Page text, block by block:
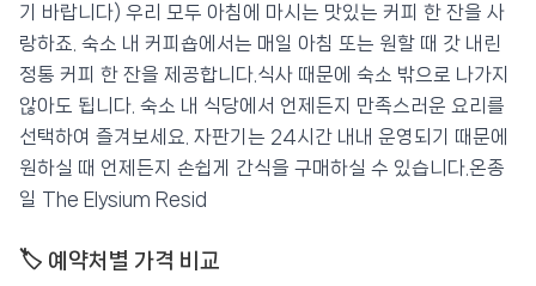
기 바랍니다) 우리 모두 아침에 마시는 맛있는 커피 한 잔을 사
랑하죠. 숙소 내 커피숍에서는 매일 아침 또는 원할 때 갓 내린
정통 커피 한 잔을 제공합니다.식사 때문에 숙소 밖으로 나가지
않아도 됩니다. 숙소 내 식당에서 언제든지 만족스러운 요리를
선택하여 즐겨보세요. 자판기는 24시간 내내 운영되기 때문에
원하실 때 언제든지 손쉽게 간식을 구매하실 수 있습니다.온종
일 The Elysium Resid
🏷️ 예약처별 가격 비교